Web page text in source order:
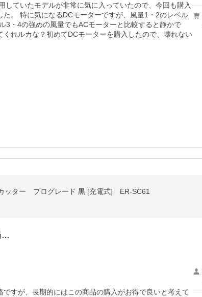
ていたモデルが非常に気に入っていたので、今回も購入
。 特に気になるDCモーターですが、風量1・2のレベル
3・4の強めの風量でもACモーターと比較すると静かで
れルカな？初めてDCモーターを購入したので、壊れない
ター プログレード 黒 [充電式] ER-SC61
…
すが、長期的にはこの商品の購入がお得で良いと考えて